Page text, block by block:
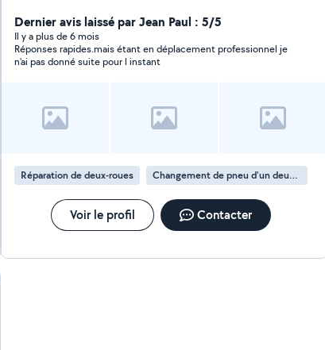
Dernier avis laissé par Jean Paul : 5/5
Il y a plus de 6 mois
Réponses rapides.mais étant en déplacement professionnel je
n'ai pas donné suite pour l instant
Réparation de deux-roues Changement de pneu d'un deux-roues
Voir le profil Contacter